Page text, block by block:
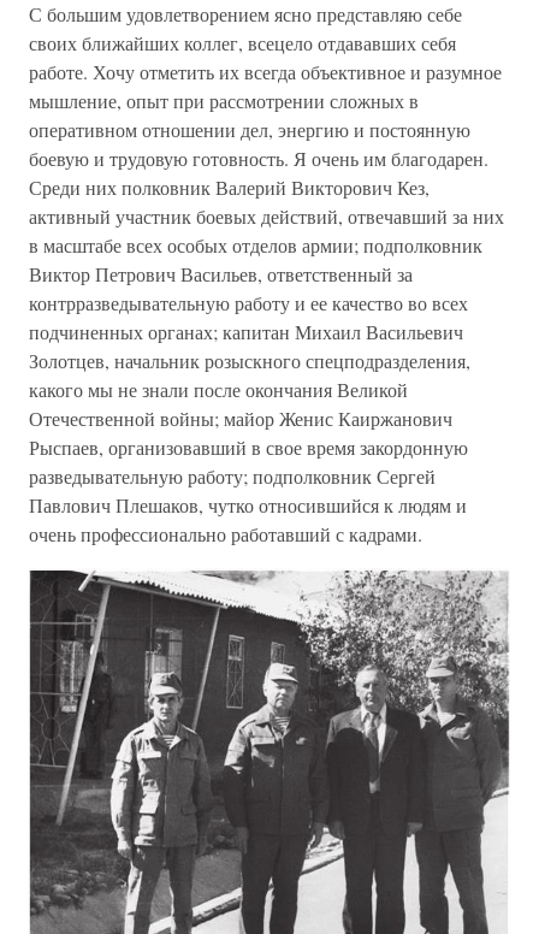
С большим удовлетворением ясно представляю себе
своих ближайших коллег, всецело отдававших себя
работе. Хочу отметить их всегда объективное и разумное
мышление, опыт при рассмотрении сложных в
оперативном отношении дел, энергию и постоянную
боевую и трудовую готовность. Я очень им благодарен.
Среди них полковник Валерий Викторович Кез,
активный участник боевых действий, отвечавший за них
в масштабе всех особых отделов армии; подполковник
Виктор Петрович Васильев, ответственный за
контрразведывательную работу и ее качество во всех
подчиненных органах; капитан Михаил Васильевич
Золотцев, начальник розыскного спецподразделения,
какого мы не знали после окончания Великой
Отечественной войны; майор Женис Каиржанович
Рыспаев, организовавший в свое время закордонную
разведывательную работу; подполковник Сергей
Павлович Плешаков, чутко относившийся к людям и
очень профессионально работавший с кадрами.